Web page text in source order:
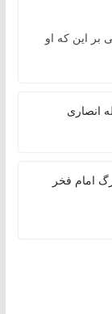
بر این که او
انصاری
امام فخر